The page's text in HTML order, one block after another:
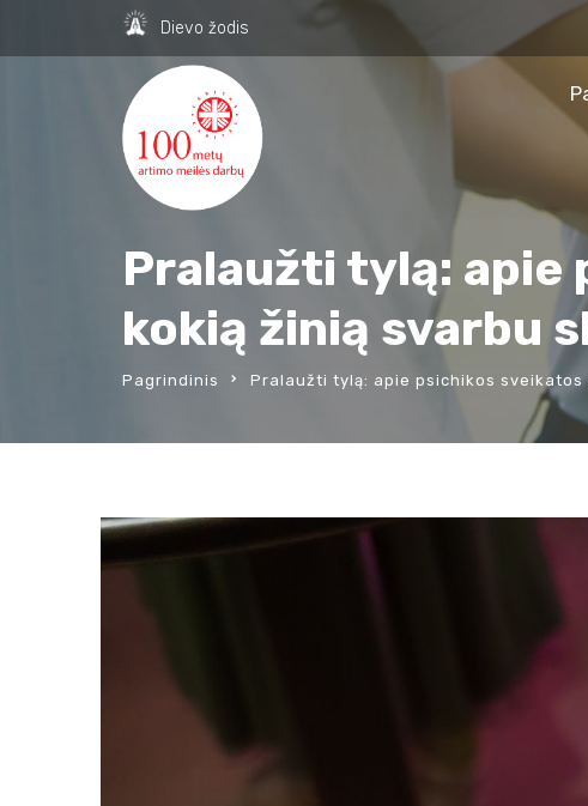
Dievo žodis
Pralaužti tylą: apie
kokią žinią svarbu
Pagrindinis Pralaužti tylą: apie psichikos